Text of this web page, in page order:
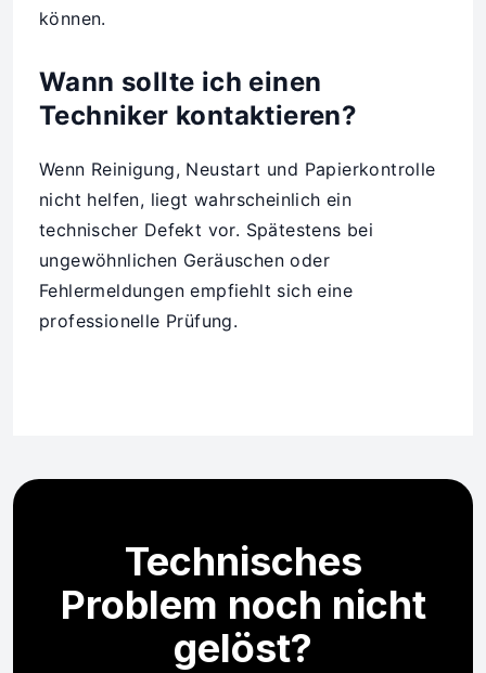
können.
Wann sollte ich einen
Techniker kontaktieren?
Wenn Reinigung, Neustart und Papierkontrolle
nicht helfen, liegt wahrscheinlich ein
technischer Defekt vor. Spätestens bei
ungewöhnlichen Geräuschen oder
Fehlermeldungen empfiehlt sich eine
professionelle Prüfung.
Technisches
Problem noch nicht
gelöst?